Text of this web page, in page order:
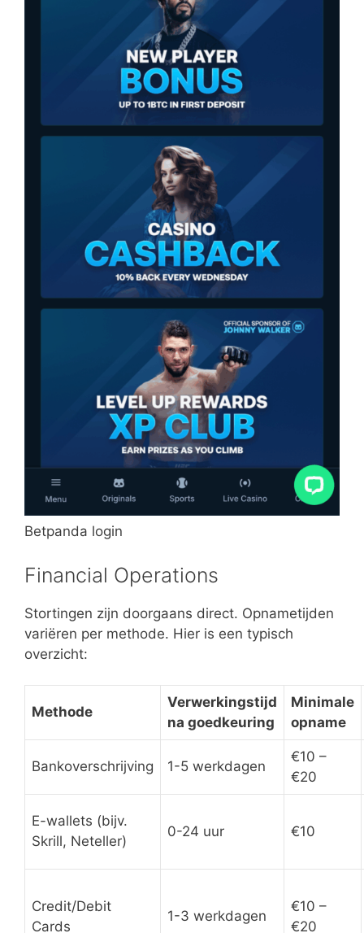
Betpanda login
Financial Operations
Stortingen zijn doorgaans direct. Opnametijden
variëren per methode. Hier is een typisch
overzicht:
Methode
Verwerkingstijd
na goedkeuring
Minimale
opname
Bankoverschrijving 1-5 werkdagen
€10 –
€20
E-wallets (bijv.
Skrill, Neteller)
0-24 uur €10
Credit/Debit
Cards
1-3 werkdagen
€10 –
€20